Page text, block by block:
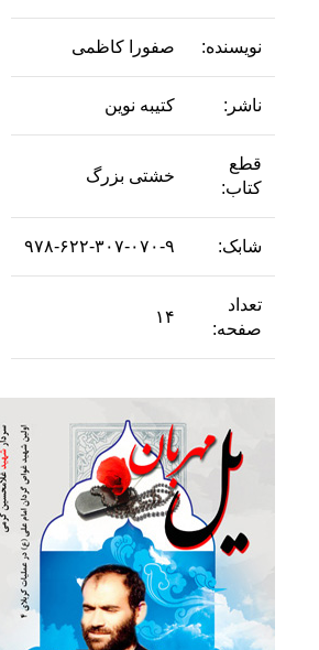
نویسنده: صفورا کاظمی
ناشر: کتیبه نوین
قطع
کتاب:
خشتی بزرگ
شابک: ۹۷۸-۶۲۲-۳۰۷-۰۷۰-۹
تعداد
صفحه:
۱۴